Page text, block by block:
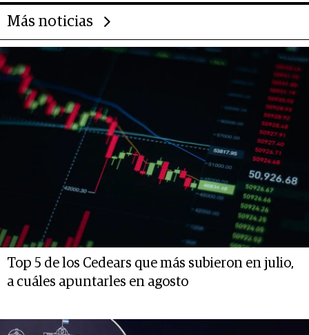
Más noticias
Top 5 de los Cedears que más subieron en julio,
a cuáles apuntarles en agosto